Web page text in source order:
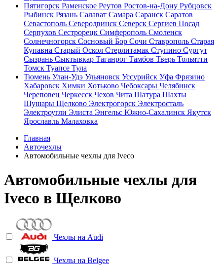
Пятигорск Раменское Реутов Ростов-на-Дону Рубцовск
Рыбинск Рязань Салават Самара Саранск Саратов
Севастополь Северодвинск Северск Сергиев Посад
Серпухов Сестрорецк Симферополь Смоленск
Солнечногорск Сосновый Бор Сочи Ставрополь Старая
Купавна Старый Оскол Стерлитамак Ступино Сургут
Сызрань Сыктывкар Таганрог Тамбов Тверь Тольятти
Томск Туапсе Тула
Тюмень Улан-Удэ Ульяновск Уссурийск Уфа Фрязино
Хабаровск Химки Хотьково Чебоксары Челябинск
Череповец Черкесск Чехов Чита Шатура Шахты
Шушары Щелково Электрогорск Электросталь
Электроугли Элиста Энгельс Южно-Сахалинск Якутск
Ярославль Малаховка
Главная
Авточехлы
Автомобильные чехлы для Iveco
Автомобильные чехлы для
Iveco в Щелково
Чехлы на Audi
Чехлы на Belgee